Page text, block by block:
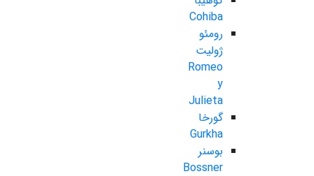
Cohiba
رومئو
ژولیت
Romeo
y
Julieta
گورخا
Gurkha
بوسنر
Bossner